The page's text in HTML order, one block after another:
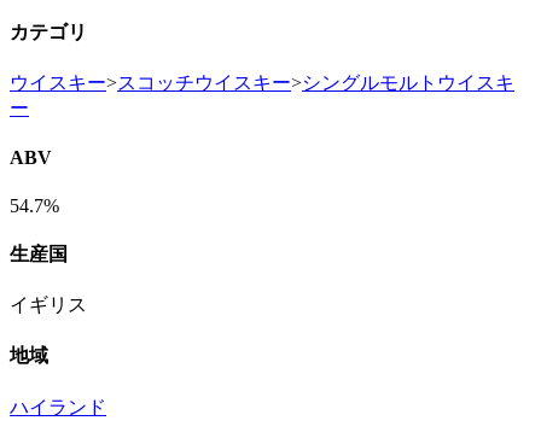
カテゴリ
ウイスキー>スコッチウイスキー>シングルモルトウイスキ
ー
ABV
54.7%
生産国
イギリス
地域
ハイランド